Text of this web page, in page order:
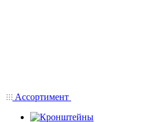
Ассортимент